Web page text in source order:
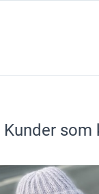
Kunder som